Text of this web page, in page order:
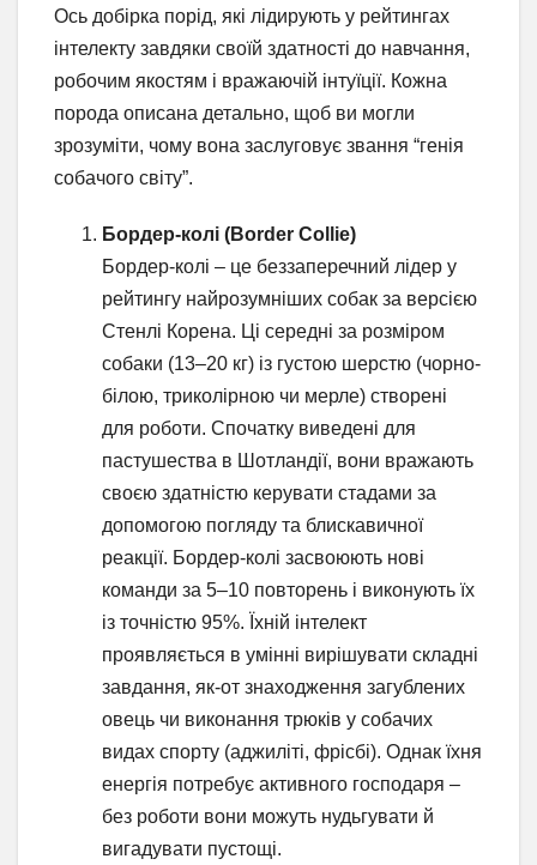
Ось добірка порід, які лідирують у рейтингах
інтелекту завдяки своїй здатності до навчання,
робочим якостям і вражаючій інтуїції. Кожна
порода описана детально, щоб ви могли
зрозуміти, чому вона заслуговує звання “генія
собачого світу”.
Бордер-колі (Border Collie)
Бордер-колі – це беззаперечний лідер у
рейтингу найрозумніших собак за версією
Стенлі Корена. Ці середні за розміром
собаки (13–20 кг) із густою шерстю (чорно-
білою, триколірною чи мерле) створені
для роботи. Спочатку виведені для
пастушества в Шотландії, вони вражають
своєю здатністю керувати стадами за
допомогою погляду та блискавичної
реакції. Бордер-колі засвоюють нові
команди за 5–10 повторень і виконують їх
із точністю 95%. Їхній інтелект
проявляється в умінні вирішувати складні
завдання, як-от знаходження загублених
овець чи виконання трюків у собачих
видах спорту (аджиліті, фрісбі). Однак їхня
енергія потребує активного господаря –
без роботи вони можуть нудьгувати й
вигадувати пустощі.